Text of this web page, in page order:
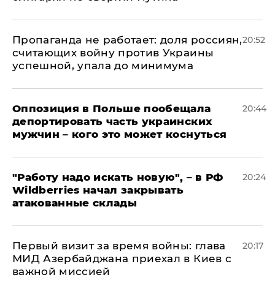
​Пропаганда не работает: доля россиян,
считающих войну против Украины
успешной, упала до минимума
20:52
Оппозиция в Польше пообещала
депортировать часть украинских
мужчин – кого это может коснуться
20:44
"Работу надо искать новую", – в РФ
Wildberries начал закрывать
атакованные склады
20:24
Первый визит за время войны: глава
МИД Азербайджана приехал в Киев с
важной миссией
20:17